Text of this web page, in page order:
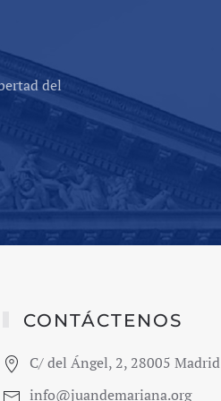
del
CONTÁCTENOS
C/ del Ángel, 2, 28005 Madrid
info@juandemariana.org